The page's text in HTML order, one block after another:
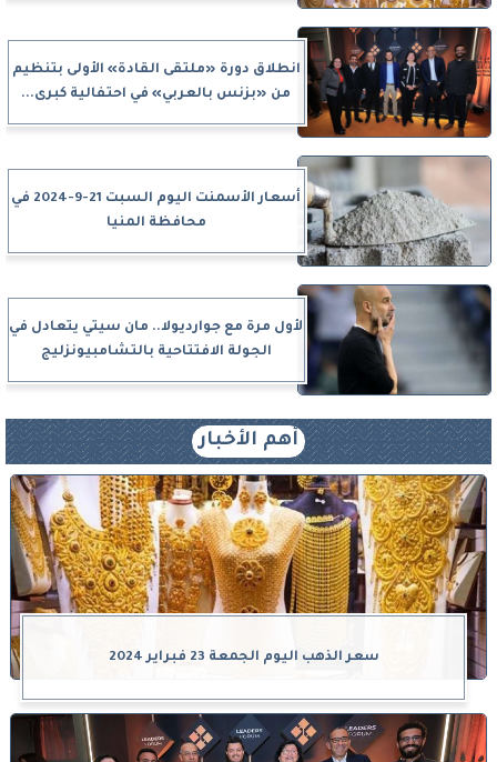
انطلاق دورة «ملتقى القادة» الأولى بتنظيم
من «بزنس بالعربي» في احتفالية كبرى...
أسعار الأسمنت اليوم السبت 21-9-2024 في
محافظة المنيا
لأول مرة مع جوارديولا.. مان سيتي يتعادل في
الجولة الافتتاحية بالتشامبيونزليج
أهم الأخبار
سعر الذهب اليوم الجمعة 23 فبراير 2024